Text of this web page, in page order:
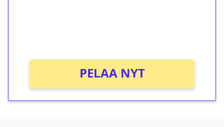
PELAA NYT